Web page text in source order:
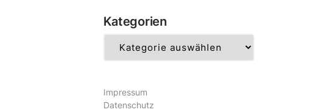
Kategorien
Impressum
Datenschutz